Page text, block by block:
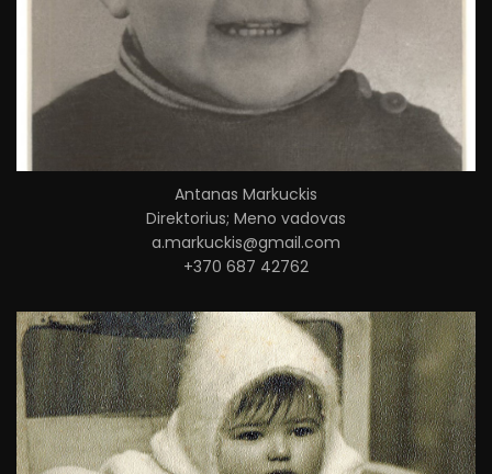
Antanas Markuckis
Direktorius; Meno vadovas
a.markuckis@gmail.com
+370 687 42762